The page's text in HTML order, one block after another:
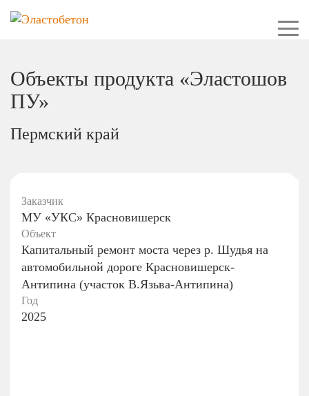
Объекты продукта «Эластошов
ПУ»
Пермский край
Заказчик
МУ «УКС» Красновишерск
Объект
Капитальный ремонт моста через р. Шудья на
автомобильной дороге Красновишерск-
Антипина (участок В.Язьва-Антипина)
Год
2025